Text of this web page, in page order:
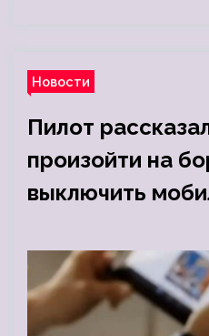
Новости
Пилот
произойти на
выключить